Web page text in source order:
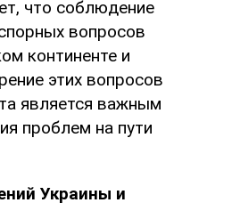
что соблюдение
вопросов
континенте и
этих вопросов
является важным
проблем на пути
Украины и